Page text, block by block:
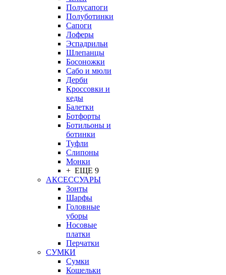
Полусапоги
Полуботинки
Сапоги
Лоферы
Эспадрильи
Шлепанцы
Босоножки
Сабо и мюли
Дерби
Кроссовки и
кеды
Балетки
Ботфорты
Ботильоны и
ботинки
Туфли
Слипоны
Монки
+ ЕЩЕ 9
АКСЕССУАРЫ
Зонты
Шарфы
Головные
уборы
Носовые
платки
Перчатки
СУМКИ
Сумки
Кошельки